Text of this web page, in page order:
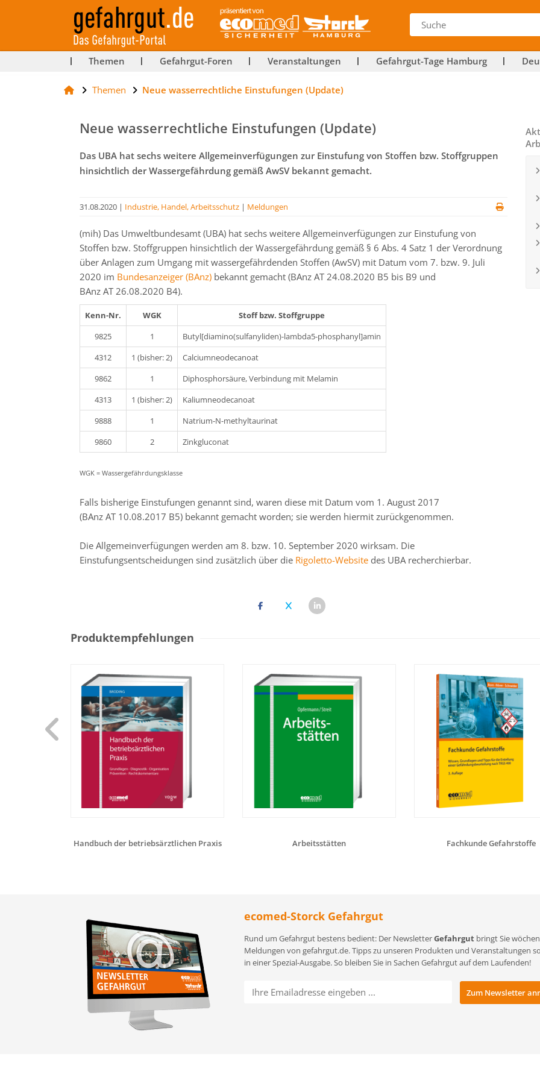
Themen Gefahrgut-Foren Veranstaltungen Gefahrgut-Tage Hamburg
Themen Neue wasserrechtliche Einstufungen (Update)
Neue wasserrechtliche Einstufungen (Update)
Das UBA hat sechs weitere Allgemeinverfügungen zur Einstufung von Stoffen bzw. Stoffgruppen
hinsichtlich der Wassergefährdung gemäß AwSV bekannt gemacht.
31.08.2020 | Industrie, Handel, Arbeitsschutz | Meldungen
(mih) Das Umweltbundesamt (UBA) hat sechs weitere Allgemeinverfügungen zur Einstufung von
Stoffen bzw. Stoffgruppen hinsichtlich der Wassergefährdung gemäß § 6 Abs. 4 Satz 1 der Verordnung
über Anlagen zum Umgang mit wassergefährdenden Stoffen (AwSV) mit Datum vom 7. bzw. 9. Juli
2020 im Bundesanzeiger (BAnz) bekannt gemacht (BAnz AT 24.08.2020 B5 bis B9 und
BAnz AT 26.08.2020 B4).
Kenn-Nr. WGK
Stoff bzw. Stoffgruppe
9825
1
Butyl[diamino(sulfanyliden)-lambda5-phosphanyl]amin
4312
1 (bisher: 2)
Calciumneodecanoat
9862
1
Diphosphorsäure, Verbindung mit Melamin
4313
1 (bisher: 2)
Kaliumneodecanoat
9888
1
Natrium-N-methyltaurinat
9860
2 Zinkgluconat
WGK = Wassergefährdungsklasse
Falls bisherige Einstufungen genannt sind, waren diese mit Datum vom 1. August 2017
(BAnz AT 10.08.2017 B5) bekannt gemacht worden; sie werden hiermit zurückgenommen.
Die Allgemeinverfügungen werden am 8. bzw. 10. September 2020 wirksam. Die
Einstufungsentscheidungen sind zusätzlich über die Rigoletto-Website des UBA recherchierbar.
Produktempfehlungen
Handbuch der betriebsärztlichen Praxis Arbeitsstätten Fachkunde Gefahrstoffe
ecomed-Storck Gefahrgut
Rund um Gefahrgut bestens bedient: Der NewsletterGefahrgut bringt Sie
Meldungen von gefahrgut.de. Tipps zu unseren Produkten und Veranstaltungen
in einer Spezial-Ausgabe. So bleiben Sie in Sachen Gefahrgut auf dem Laufenden!